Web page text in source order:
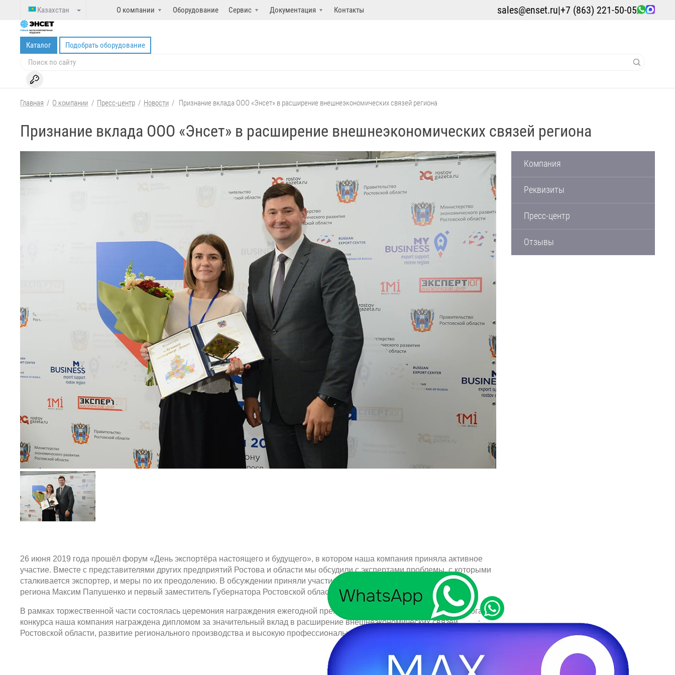
Казахстан О компании Оборудование Сервис Документация Контакты sales@enset.ru|+7 (863) 221-50-05
Каталог Подобрать оборудование
Главная / О компании / Пресс-центр / Новости / Признание вклада ООО «Энсет» в расширение внешнеэкономических связей региона
Признание вклада ООО «Энсет» в расширение внешнеэкономических связей региона
Компания
Реквизиты
Пресс-центр
Отзывы
26 июня 2019 года прошёл форум «День экспортёра настоящего и будущего», в котором наша компания приняла активное
участие. Вместе с представителями других предприятий Ростова и области мы обсудили с экспертами проблемы, с которыми
сталкивается экспортер, и меры по их преодолению. В обсуждении приняли участие министр экономического развития
региона Максим Папушенко и первый заместитель Губернатора Ростовской области Виктор Гончаров.
В рамках торжественной части состоялась церемония награждения ежегодной премии «Лучший экспортёр года». По итогам
конкурса наша компания награждена дипломом за значительный вклад в расширение внешнеэкономических связей
Ростовской области, развитие регионального производства и высокую профессиональную культуру.